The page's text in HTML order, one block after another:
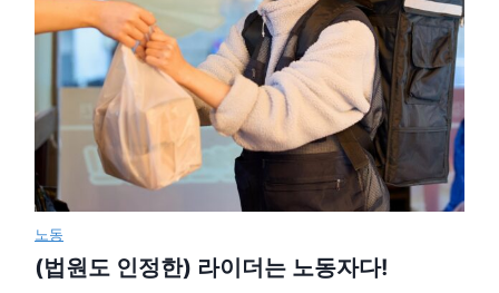
노동
(법원도 인정한) 라이더는 노동자다!